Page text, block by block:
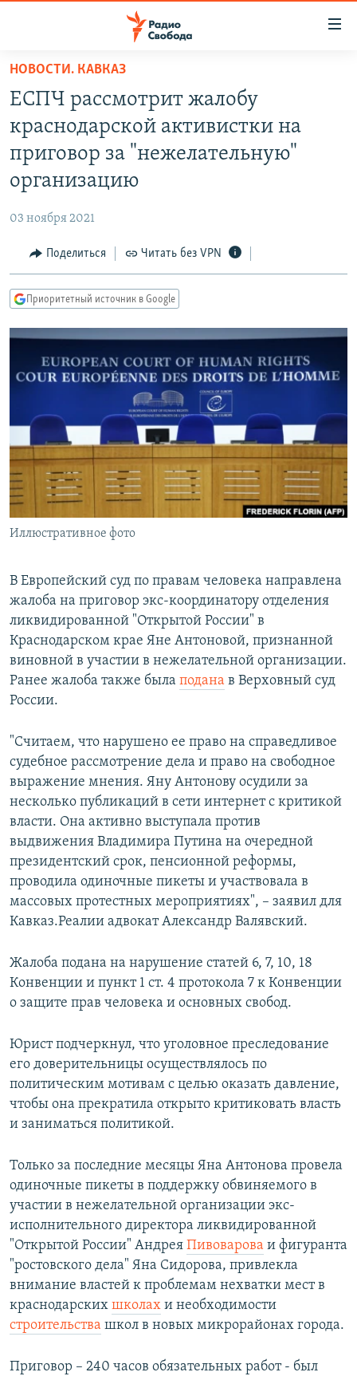
упрощенного
доступа
основному
содержанию
Вернутся
навигации
Вернутся
ПОДКАСТЫ
АВТОРСКИЕ ПРОЕКТЫ
КУЛЬТУРА
IDEL.РЕАЛИИ
КАВКАЗ.РЕАЛИИ
СИБИРЬ.РЕАЛИИ
РАСПИСАНИЕ ВЕЩАНИЯ
ПОДПИШИТЕСЬ НА РАССЫЛКУ
СОЦИАЛЬНЫЕ СЕТИ
НОВОСТИ. КАВКАЗ
ЕСПЧ рассмотрит жалобу
краснодарской активистки на
приговор за "нежелательную"
организацию
03 ноября 2021
Поделиться Читать без VPN
Приоритетный источник в Google
Иллюстративное фото
В Европейский суд по правам человека направлена
жалоба на приговор экс-координатору отделения
ликвидированной "Открытой России" в
Краснодарском крае Яне Антоновой, признанной
виновной в участии в нежелательной организации.
Ранее жалоба также была подана в Верховный суд
России.
"Считаем, что нарушено ее право на справедливое
судебное рассмотрение дела и право на свободное
выражение мнения. Яну Антонову осудили за
несколько публикаций в сети интернет с критикой
власти. Она активно выступала против
выдвижения Владимира Путина на очередной
президентский срок, пенсионной реформы,
проводила одиночные пикеты и участвовала в
массовых протестных мероприятиях", – заявил для
Кавказ.Реалии адвокат Александр Валявский.
Жалоба подана на нарушение статей 6, 7, 10, 18
Конвенции и пункт 1 ст. 4 протокола 7 к Конвенции
о защите прав человека и основных свобод.
Юрист подчеркнул, что уголовное преследование
его доверительницы осуществлялось по
политическим мотивам с целью оказать давление,
чтобы она прекратила открыто критиковать власть
и заниматься политикой.
Только за последние месяцы Яна Антонова провела
одиночные пикеты в поддержку обвиняемого в
участии в нежелательной организации экс-
исполнительного директора ликвидированной
"Открытой России" Андрея Пивоварова и фигуранта
"ростовского дела" Яна Сидорова, привлекла
внимание властей к проблемам нехватки мест в
краснодарских школах и необходимости
строительства школ в новых микрорайонах города.
Приговор – 240 часов обязательных работ - был